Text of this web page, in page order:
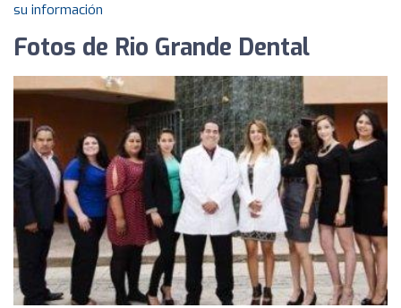
su información
Fotos de Rio Grande Dental